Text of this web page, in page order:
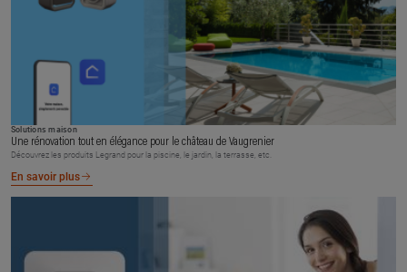
Solutions maison
Une rénovation tout en élégance pour le château de Vaugrenier
Découvrez les produits Legrand pour la piscine, le jardin, la terrasse, etc.
En savoir plus